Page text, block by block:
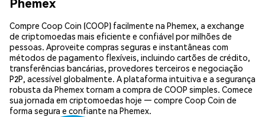
Compre Coop Coin (COOP) facilmente na Phemex, a exchange
de criptomoedas mais eficiente e confiável por milhões de
pessoas. Aproveite compras seguras e instantâneas com
métodos de pagamento flexíveis, incluindo cartões de crédito,
transferências bancárias, provedores terceiros e negociação
P2P, acessível globalmente. A plataforma intuitiva e a segurança
robusta da Phemex tornam a compra de COOP simples. Comece
sua jornada em criptomoedas hoje — compre Coop Coin de
forma segura e confiante na Phemex.